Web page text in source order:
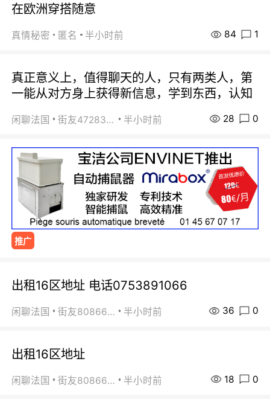
在欧洲穿搭随意
真情秘密 匿名 半小时前 84 1
真正意义上，值得聊天的人，只有两类人，第
一能从对方身上获得新信息，学到东西，认知
闲聊法国 街友472838572 半小时前 28 0
推广
出租16区地址 电话0753891066
闲聊法国 街友80866802 半小时前 36 0
出租16区地址
闲聊法国 街友80866802 半小时前 18 0